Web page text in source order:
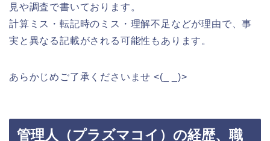
見や調査で書いております。
計算ミス・転記時のミス・理解不足などが理由で、事
実と異なる記載がされる可能性もあります。
あらかじめご了承くださいませ <(_ _)>
管理人（プラズマコイ）の経歴、職